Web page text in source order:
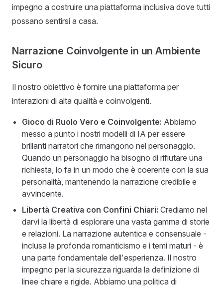
impegno a costruire una piattaforma inclusiva dove tutti
possano sentirsi a casa.
Narrazione Coinvolgente in un Ambiente
Sicuro
Il nostro obiettivo è fornire una piattaforma per
interazioni di alta qualità e coinvolgenti.
Gioco di Ruolo Vero e Coinvolgente: Abbiamo
messo a punto i nostri modelli di IA per essere
brillanti narratori che rimangono nel personaggio.
Quando un personaggio ha bisogno di rifiutare una
richiesta, lo fa in un modo che è coerente con la sua
personalità, mantenendo la narrazione credibile e
avvincente.
Libertà Creativa con Confini Chiari: Crediamo nel
darvi la libertà di esplorare una vasta gamma di storie
e relazioni. La narrazione autentica e consensuale -
inclusa la profonda romanticismo e i temi maturi - è
una parte fondamentale dell'esperienza. Il nostro
impegno per la sicurezza riguarda la definizione di
linee chiare e rigide. Abbiamo una politica di